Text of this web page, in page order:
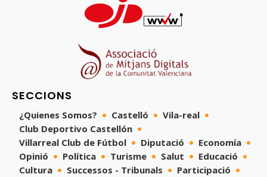
SECCIONS
¿Quienes Somos? Castelló
Vila-real
Club Deportivo Castellón
Villarreal Club de Fútbol
Diputació
Economía
Opinió
Política Turisme Salut
Educació
Cultura
Successos - Tribunals
Participació